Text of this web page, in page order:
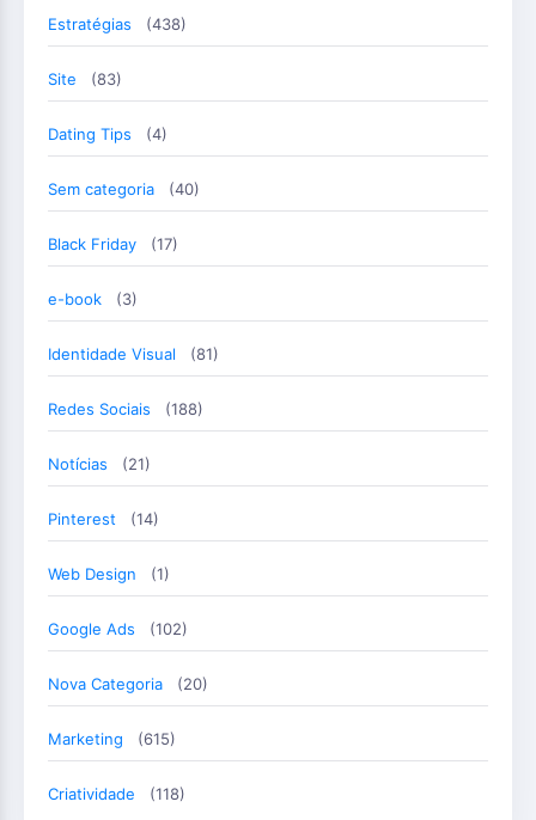
Estratégias (438)
Site (83)
Dating Tips (4)
Sem categoria (40)
Black Friday (17)
e-book (3)
Identidade Visual (81)
Redes Sociais (188)
Notícias (21)
Pinterest (14)
Web Design (1)
Google Ads (102)
Nova Categoria (20)
Marketing (615)
Criatividade (118)